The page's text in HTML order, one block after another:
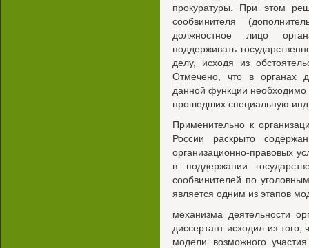
прокуратуры. При этом
сообвинителя
должностное лицо
поддерживать
делу, исходя из
Отмечено, что в органах
данной функции необходимо
прошедших специальную
Применительно к
России раскрыто
организационно-правовых
в поддержании
сообвинителей по
является одним из этапов
механизма деятельности
диссертант исходил из
модели возможного